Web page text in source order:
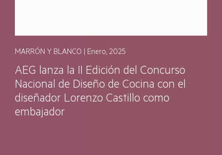
MARRÓN Y BLANCO | Enero, 2025
AEG lanza la II Edición del Concurso
Nacional de Diseño de Cocina con el
diseñador Lorenzo Castillo como